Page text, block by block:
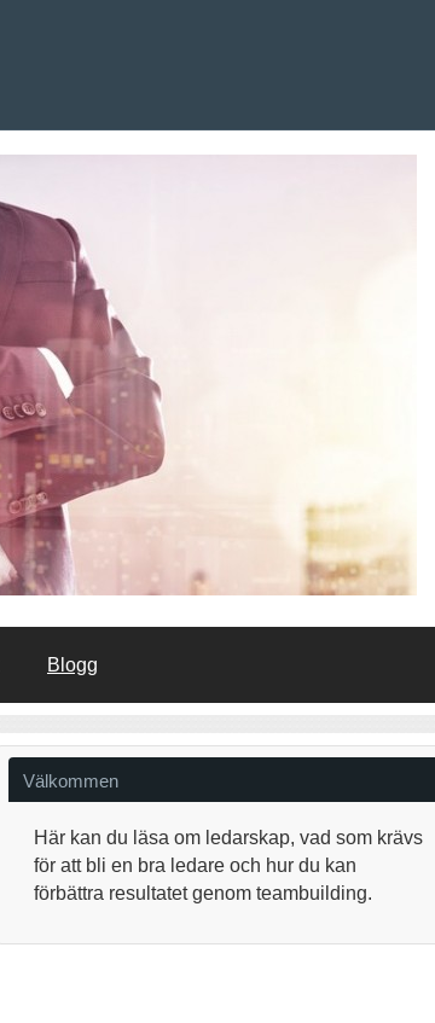
Blogg
Välkommen
Här kan du läsa om ledarskap, vad som krävs
för att bli en bra ledare och hur du kan
förbättra resultatet genom teambuilding.